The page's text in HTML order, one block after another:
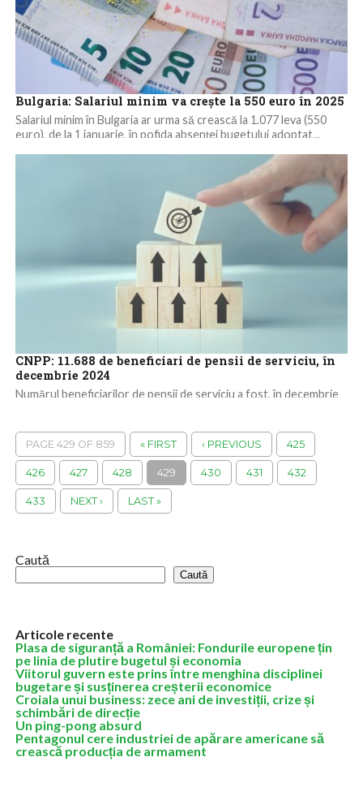
Bulgaria: Salariul minim va creşte la 550 euro în 2025
Salariul minim în Bulgaria ar urma să crească la 1.077 leva (550
euro), de la 1 ianuarie, în pofida absenţei bugetului adoptat...
CNPP: 11.688 de beneficiari de pensii de serviciu, în
decembrie 2024
Numărul beneficiarilor de pensii de serviciu a fost, în decembrie
PAGE 429 OF 859 « FIRST ‹ PREVIOUS 425
426 427 428 429 430 431 432
433 NEXT › LAST »
Caută
Caută
Articole recente
Plasa de siguranță a României: Fondurile europene țin
pe linia de plutire bugetul și economia
Viitorul guvern este prins între menghina disciplinei
bugetare și susținerea creșterii economice
Croiala unui business: zece ani de investiții, crize și
schimbări de direcție
Un ping-pong absurd
Pentagonul cere industriei de apărare americane să
crească producția de armament